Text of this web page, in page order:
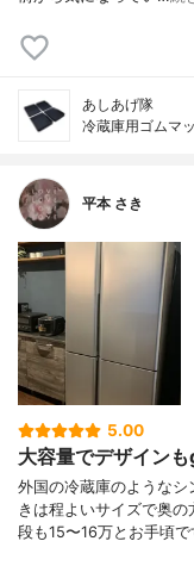
あしあげ隊
冷蔵庫用ゴムマ
平本 さき
5.00
大容量でデザイン
外国の冷蔵庫のような
きは程よいサイズで奥
段も15〜16万とお手頃